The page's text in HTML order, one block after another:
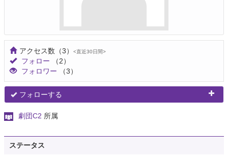
アクセス数 （3） <直近30日間>
フォロー
（2）
フォロワー
（3）
フォローする
劇団C2 所属
ステータス